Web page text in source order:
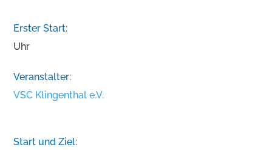
Erster Start:
Uhr
Veranstalter:
VSC Klingenthal e.V.
Start und Ziel: